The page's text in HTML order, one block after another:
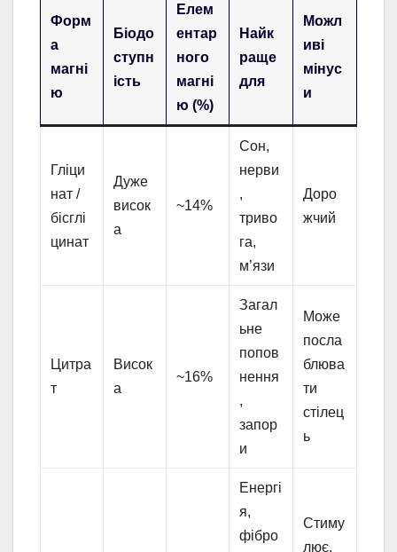
Форм
а
магні
ю
Біодо
ступн
ість
Елем
ентар
ного
магні
ю (%)
Найк
раще
для
Можл
иві
мінус
и
Гліци
нат /
бісглі
цинат
Дуже
висок
а
~14%
Сон,
нерви
,
триво
га,
м’язи
Доро
жчий
Цитра
т
Висок
а
~16%
Загал
ьне
попов
нення
,
запор
и
Може
посла
блюва
ти
стілец
ь
Енергі
я,
фібро
Стиму
лює,